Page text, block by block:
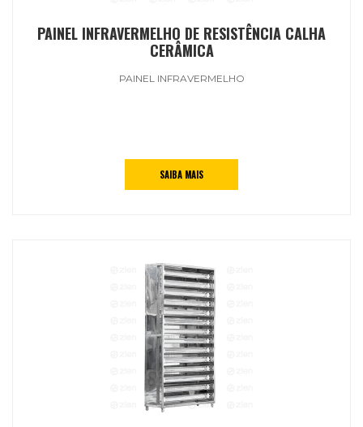
PAINEL INFRAVERMELHO DE RESISTÊNCIA CALHA
CERÂMICA
PAINEL INFRAVERMELHO
SAIBA MAIS